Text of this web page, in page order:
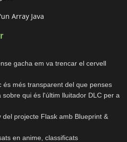
Array Java
gacha em va trencar el cervell
és més transparent del que penses
qui és l'últim lluitador DLC per a
del projecte Flask amb Blueprint &
en anime, classificats